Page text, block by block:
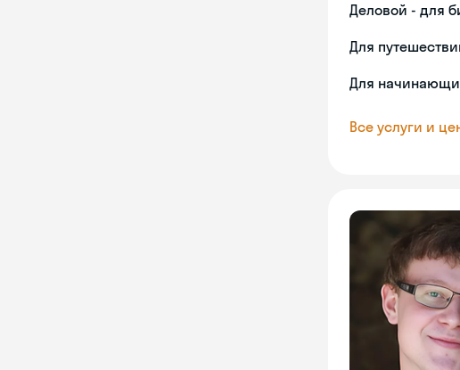
Деловой - для
Для
Для
Все услуги и